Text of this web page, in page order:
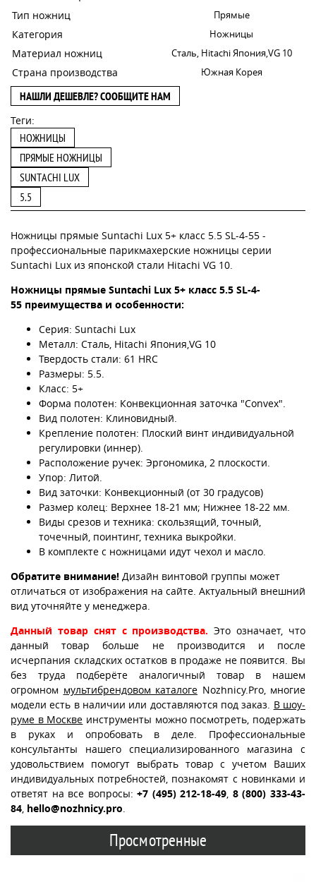
Тип ножниц Прямые
Категория Ножницы
Материал ножниц Сталь, Hitachi Япония,VG 10
Страна производства Южная Корея
НАШЛИ ДЕШЕВЛЕ? СООБЩИТЕ НАМ
Теги:
НОЖНИЦЫ
ПРЯМЫЕ НОЖНИЦЫ
SUNTACHI LUX
5.5
Ножницы прямые Suntachi Lux 5+ класс 5.5 SL-4-55 -
профессиональные парикмахерские ножницы серии
Suntachi Lux из японской стали Hitachi VG 10.
Ножницы прямые Suntachi Lux 5+ класс 5.5 SL-4-
55 преимущества и особенности:
Серия: Suntachi Lux
Металл: Сталь, Hitachi Япония,VG 10
Твердость стали: 61 HRC
Размеры: 5.5.
Класс: 5+
Форма полотен: Конвекционная заточка "Convex".
Вид полотен: Клиновидный.
Крепление полотен: Плоский винт индивидуальной
регулировки (иннер).
Расположение ручек: Эргономика, 2 плоскости.
Упор: Литой.
Вид заточки: Конвекционный (от 30 градусов)
Размер колец: Верхнее 18-21 мм; Нижнее 18-22 мм.
Виды срезов и техника: скользящий, точный,
точечный, поинтинг, техника выкройки.
В комплекте с ножницами идут чехол и масло.
Обратите внимание! Дизайн винтовой группы может
отличаться от изображения на сайте. Актуальный внешний
вид уточняйте у менеджера.
Данный товар снят с производства. Это означает, что
данный товар больше не производится и после
исчерпания складских остатков в продаже не появится. Вы
без труда подберёте аналогичный товар в нашем
огромном мультибрендовом каталоге Nozhnicy.Pro, многие
модели есть в наличии или доставляются под заказ. В шоу-
руме в Москве инструменты можно посмотреть, подержать
в руках и опробовать в деле. Профессиональные
консультанты нашего специализированного магазина с
удовольствием помогут выбрать товар с учетом Ваших
индивидуальных потребностей, познакомят с новинками и
ответят на все вопросы:+7 (495) 212-18-49 8 (800) 333-43-
84 hello@nozhnicy.pro
Просмотренные